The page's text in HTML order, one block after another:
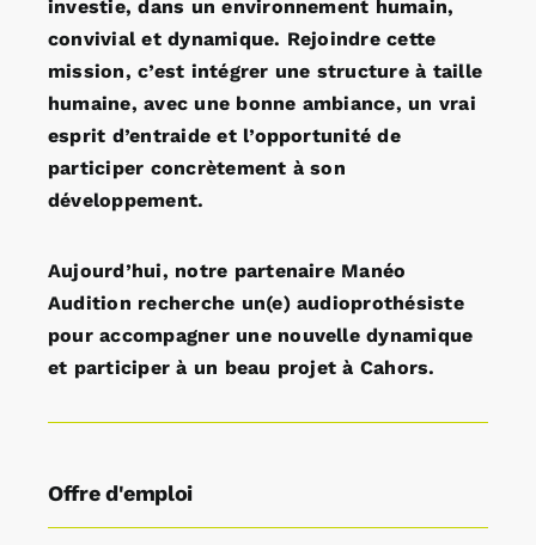
investie, dans un environnement humain,
convivial et dynamique. Rejoindre cette
mission, c’est intégrer une structure à taille
humaine, avec une bonne ambiance, un vrai
esprit d’entraide et l’opportunité de
participer concrètement à son
développement.
Aujourd’hui, notre partenaire Manéo
Audition recherche un(e) audioprothésiste
pour accompagner une nouvelle dynamique
et participer à un beau projet à Cahors.
Offre d'emploi